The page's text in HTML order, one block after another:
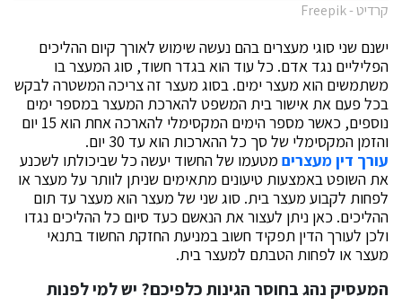
קרדיט - Freepik
ישנם שני סוגי מעצרים בהם נעשה שימוש לאורך קיום ההליכים
הפליליים נגד אדם. כל עוד הוא בגדר חשוד, סוג המעצר בו
משתמשים הוא מעצר ימים. בסוג מעצר זה צריכה המשטרה לבקש
בכל פעם את אישור בית המשפט להארכת המעצר במספר ימים
נוספים, כאשר מספר הימים המקסימלי להארכה אחת הוא 15 יום
והזמן המקסימלי של סך כל ההארכות הוא עד 30 יום.
עורך דין מעצרים מטעמו של החשוד יעשה כל שביכולתו לשכנע
את השופט באמצעות טיעונים מתאימים שניתן לוותר על מעצר או
לפחות לקבוע מעצר בית. סוג שני של מעצר הוא מעצר עד תום
ההליכים. כאן ניתן לעצור את הנאשם כעד סיום כל ההליכים נגדו
ולכן לעורך הדין תפקיד חשוב במניעת החזקת החשוד בתנאי
מעצר או לפחות הטבתם למעצר בית.
המעסיק נהג בחוסר הגינות כלפיכם? יש למי לפנות